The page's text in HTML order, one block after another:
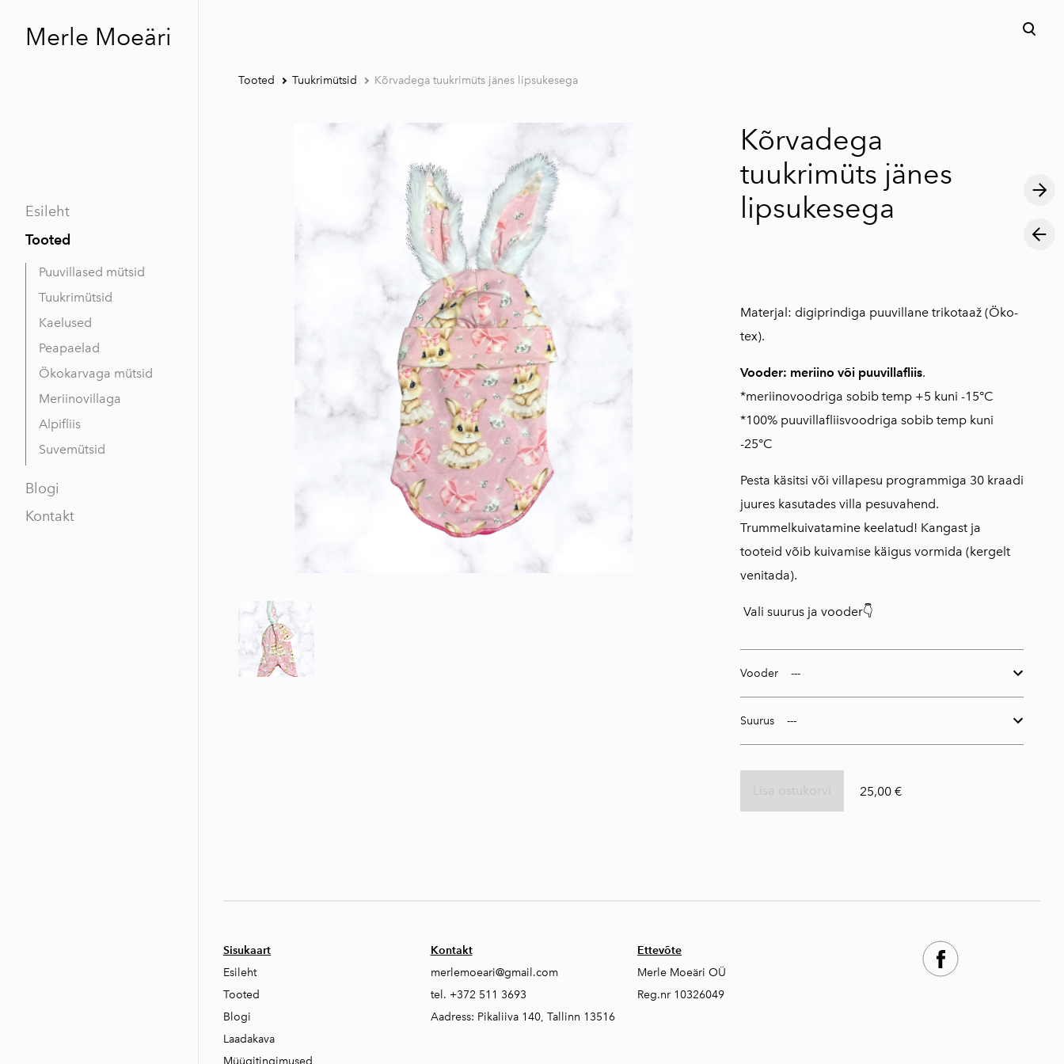
Merle Moeäri
Esileht
Tooted
Puuvillased mütsid
Tuukrimütsid
Kaelused
Peapaelad
Ökokarvaga mütsid
Meriinovillaga
Alpifliis
Suvemütsid
Blogi
Kontakt
Tooted Tuukrimütsid Kõrvadega tuukrimüts jänes lipsukesega
Kõrvadega
tuukrimüts jänes
lipsukesega
Materjal: digiprindiga puuvillane trikotaaž (Öko-
tex).
Vooder: meriino või puuvillafliis.
*meriinovoodriga sobib temp +5 kuni -15°C
*100% puuvillafliisvoodriga sobib temp kuni
-25°C
Pesta käsitsi või villapesu programmiga 30 kraadi
juures kasutades villa pesuvahend.
Trummelkuivatamine keelatud! Kangast ja
tooteid võib kuivamise käigus vormida (kergelt
venitada).
Vali suurus ja vooder👇
Vooder
Suurus
25,00 €
Sisukaart
Esileht
Tooted
Blogi
Laadakava
Müügitingimused
Kontakt
merlemoeari@gmail.com
tel. +372 511 3693
Aadress: Pikaliiva 140, Tallinn 13516
Ettevõte
Merle Moeäri OÜ
Reg.nr 10326049